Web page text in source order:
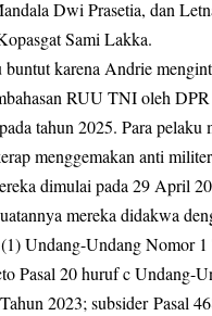
Dwi Prasetia, dan
Sami Lakka.
buntut karena Andrie
RUU TNI oleh
tahun 2025. Para pelaku
menggemakan anti
dimulai pada 29 April
mereka didakwa
Undang-Undang Nomor 1
Pasal 20 huruf c Undang-
2023; subsider Pasal